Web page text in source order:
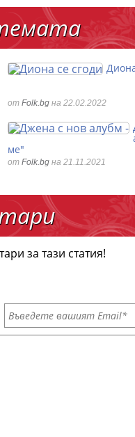
от Folk.bg на 22.02.2022
ме"
от Folk.bg на 21.11.2021
за тази статия!